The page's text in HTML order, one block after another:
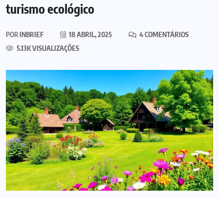
turismo ecológico
PORINBRIEF 18 ABRIL, 2025
4 COMENTÁRIOS
5.13K VISUALIZAÇÕES